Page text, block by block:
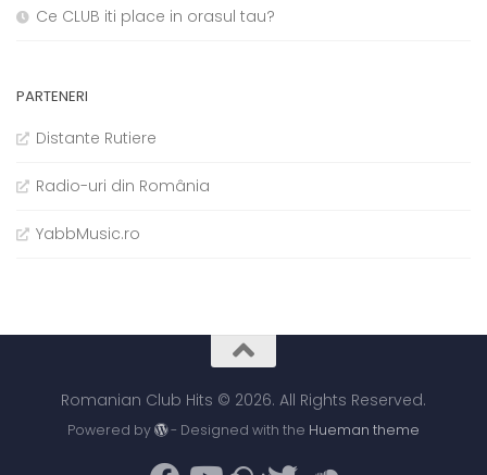
Ce CLUB iti place in orasul tau?
PARTENERI
Distante Rutiere
Radio-uri din România
YabbMusic.ro
Romanian Club Hits © 2026. All Rights Reserved.
Powered by - Designed with the Hueman theme